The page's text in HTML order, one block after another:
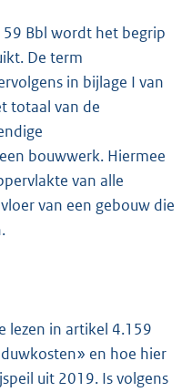
Bbl wordt het begrip
De term
in bijlage I van
totaal van de
bouwwerk. Hiermee
van alle
van een gebouw die
lezen in artikel 4.159
en hoe hier
uit 2019. Is volgens